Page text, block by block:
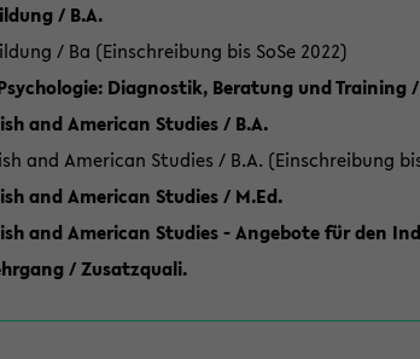
/ B.A.
/ Ba (Einschreibung bis SoSe 2022)
Diagnostik, Beratung und Training /
and American Studies / B.A.
and American Studies / B.A. (Einschreibung
and American Studies / M.Ed.
and American Studies - Angebote für den
/ Zusatzquali.